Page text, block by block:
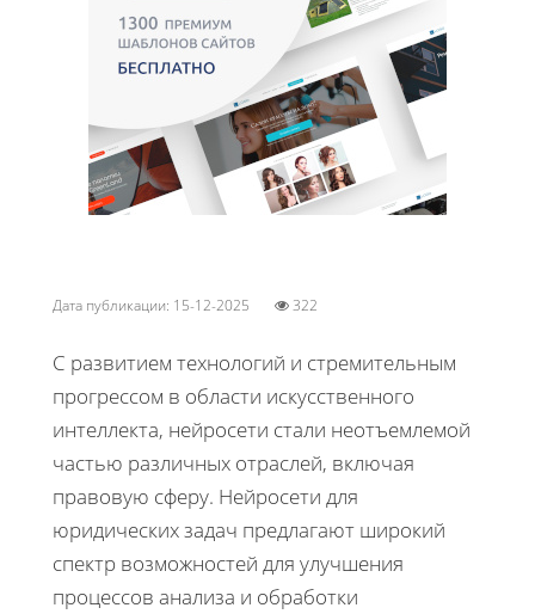
Дата публикации: 15-12-2025 322
С развитием технологий и стремительным
прогрессом в области искусственного
интеллекта, нейросети стали неотъемлемой
частью различных отраслей, включая
правовую сферу. Нейросети для
юридических задач предлагают широкий
спектр возможностей для улучшения
процессов анализа и обработки